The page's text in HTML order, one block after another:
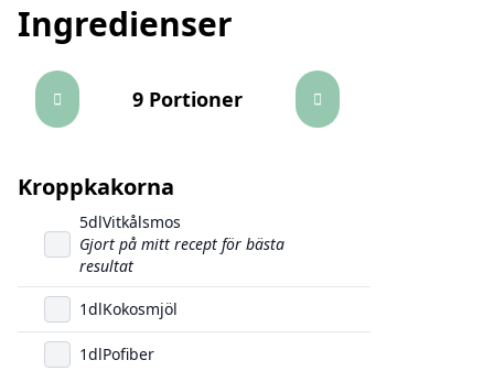
Ingredienser
9 Portioner
Kroppkakorna
5dlVitkålsmos
Gjort på mitt recept för bästa
resultat
1dlKokosmjöl
1dlPofiber